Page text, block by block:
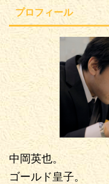
プロフィール
中岡英也。
ゴールド皇子。